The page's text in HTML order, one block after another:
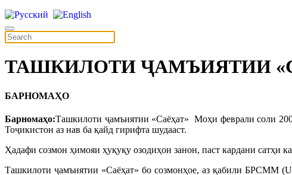
ТАШКИЛОТИ ҶАМЪИЯТИИ
БАРНОМАҲО
Барномаҳо:Ташкилоти ҷамъиятии «Саёҳат»
Моҳи феврали соли
Тоҷикистон аз нав ба қайд гирифта шудааст.
Ҳадафи созмон ҳимояи ҳуқуқу озодиҳои занон, паст кардани сатҳи
Ташкилоти ҷамъиятии «Саёҳат» бо созмонҳое, аз қабили